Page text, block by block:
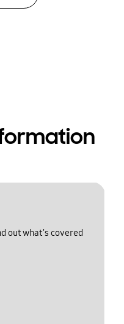
out what's covered